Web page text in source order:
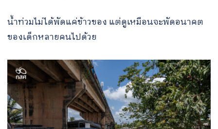
น้ำท่วมไม่ได้พัดแค่ข้าวของ แต่ดูเหมือนจะพัดอนาคต
ของเด็กหลายคนไปด้วย